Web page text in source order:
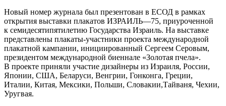
Новый номер журнала был презентован в ЕСОД в рамках
открытия выставки плакатов ИЗРАИЛЬ—75, приуроченной
к семидесятипятилетию Государства Израиль. На выставке
представлены плакаты-участники проекта международной
плакатной кампании, инициированный Сергеем Серовым,
президентом международной биеннале «Золотая пчела».
В проекте приняли участие дизайнеры из Израиля, России,
Японии, США, Беларуси, Венгрии, Гонконга, Греции,
Италии, Китая, Мексики, Польши, Словакии,Тайваня, Чехии,
Уругвая.